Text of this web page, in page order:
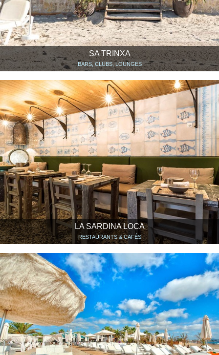
SA TRINXA
BARS, CLUBS, LOUNGES
LA SARDINA LOCA
RESTAURANTS & CAFÉS